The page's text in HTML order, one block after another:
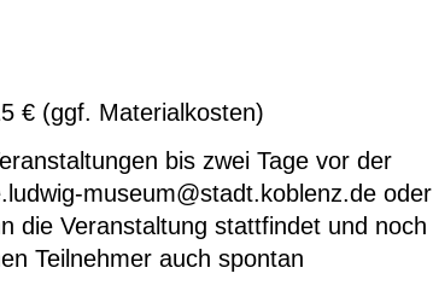
€ (ggf. Materialkosten)
bis zwei Tage vor der
museum@stadt.koblenz.de oder
die Veranstaltung stattfindet und noch
Teilnehmer auch spontan